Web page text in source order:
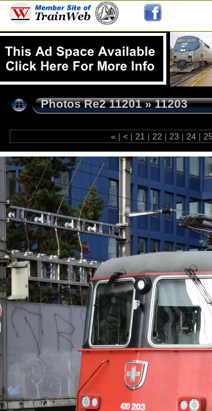
Photos Re2 11201»11203
« | < | 21 | 22 | 23 | 24 | 25